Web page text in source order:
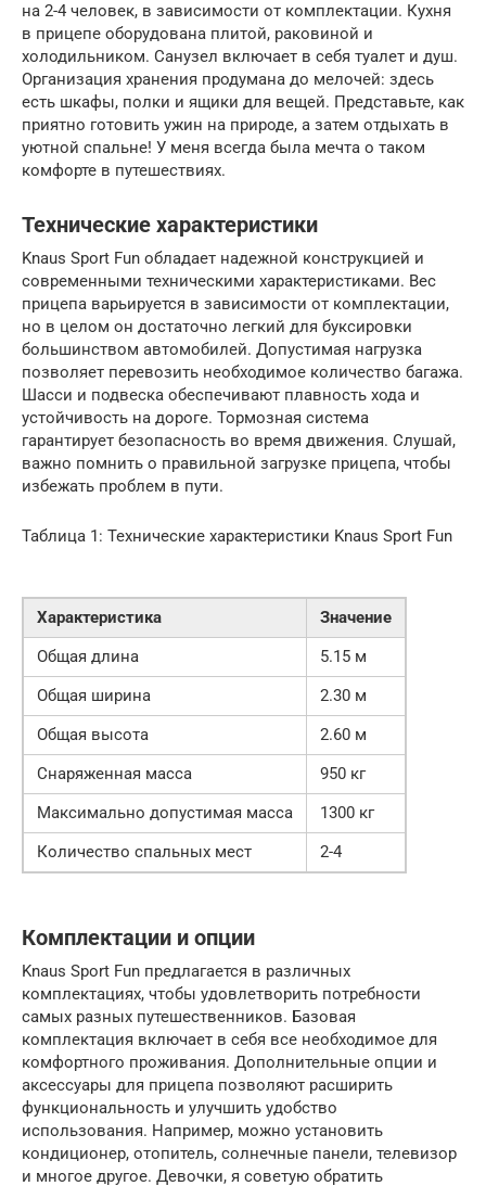
на 2-4 человек, в зависимости от комплектации. Кухня
в прицепе оборудована плитой, раковиной и
холодильником. Санузел включает в себя туалет и душ.
Организация хранения продумана до мелочей: здесь
есть шкафы, полки и ящики для вещей. Представьте, как
приятно готовить ужин на природе, а затем отдыхать в
уютной спальне! У меня всегда была мечта о таком
комфорте в путешествиях.
Технические характеристики
Knaus Sport Fun обладает надежной конструкцией и
современными техническими характеристиками. Вес
прицепа варьируется в зависимости от комплектации,
но в целом он достаточно легкий для буксировки
большинством автомобилей. Допустимая нагрузка
позволяет перевозить необходимое количество багажа.
Шасси и подвеска обеспечивают плавность хода и
устойчивость на дороге. Тормозная система
гарантирует безопасность во время движения. Слушай,
важно помнить о правильной загрузке прицепа, чтобы
избежать проблем в пути.
Таблица 1: Технические характеристики Knaus Sport Fun
Характеристика
Значение
Общая длина
5.15 м
Общая ширина
2.30 м
Общая высота
2.60 м
Снаряженная масса
950 кг
Максимально допустимая масса
1300 кг
Количество спальных мест
2-4
Комплектации и опции
Knaus Sport Fun предлагается в различных
комплектациях, чтобы удовлетворить потребности
самых разных путешественников. Базовая
комплектация включает в себя все необходимое для
комфортного проживания. Дополнительные опции и
аксессуары для прицепа позволяют расширить
функциональность и улучшить удобство
использования. Например, можно установить
кондиционер, отопитель, солнечные панели, телевизор
и многое другое. Девочки, я советую обратить